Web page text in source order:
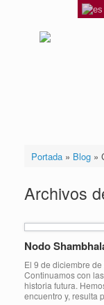
Portada» Blog»
Archivos
Nodo
El 9 de diciembre
Continuamos con
historia futura.
encuentro y, resulta